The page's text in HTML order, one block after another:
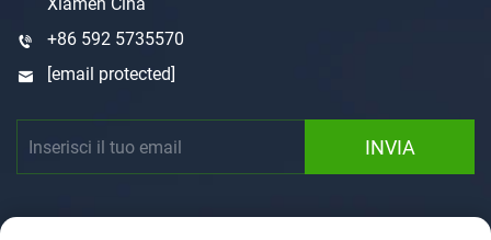
+86 592 5735570
[email protected]
INVIA